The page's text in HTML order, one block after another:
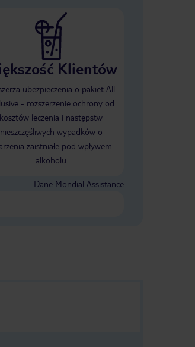
Klientów
ubezpieczenia o pakiet All
- rozszerzenie ochrony od
kosztów leczenia i następstw
nieszczęśliwych wypadków o
zaistniałe pod wpływem
alkoholu
Dane Mondial Assistance